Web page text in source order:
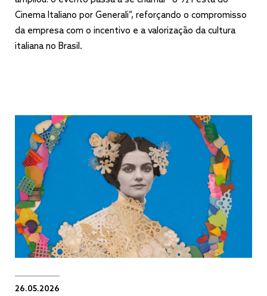
Cinema Italiano por Generali”, reforçando o compromisso
da empresa com o incentivo e a valorização da cultura
italiana no Brasil.
26.05.2026